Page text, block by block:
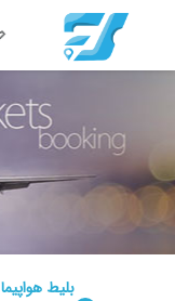
بلیط هواپیما